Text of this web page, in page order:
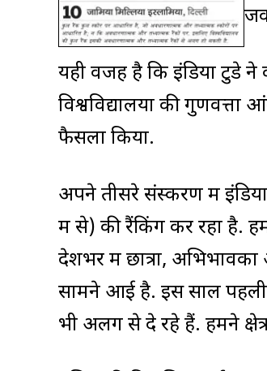
यही वजह है कि इंडिया टुडे ने
विश्वविद्यालयों की
फैसला किया.
अपने तीसरे संस्करण में इंडिया
में से) की रैंकिंग कर रहा है.
देशभर में छात्रों,
सामने आई है. इस साल
भी अलग से दे रहे हैं. हमने